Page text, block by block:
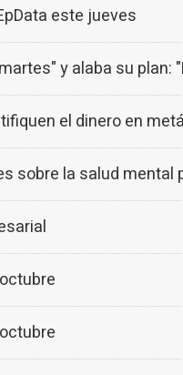
este jueves
y alaba su
el dinero en
sobre la salud